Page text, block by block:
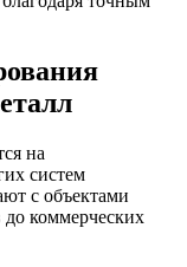
на
систем
с объектами
коммерческих